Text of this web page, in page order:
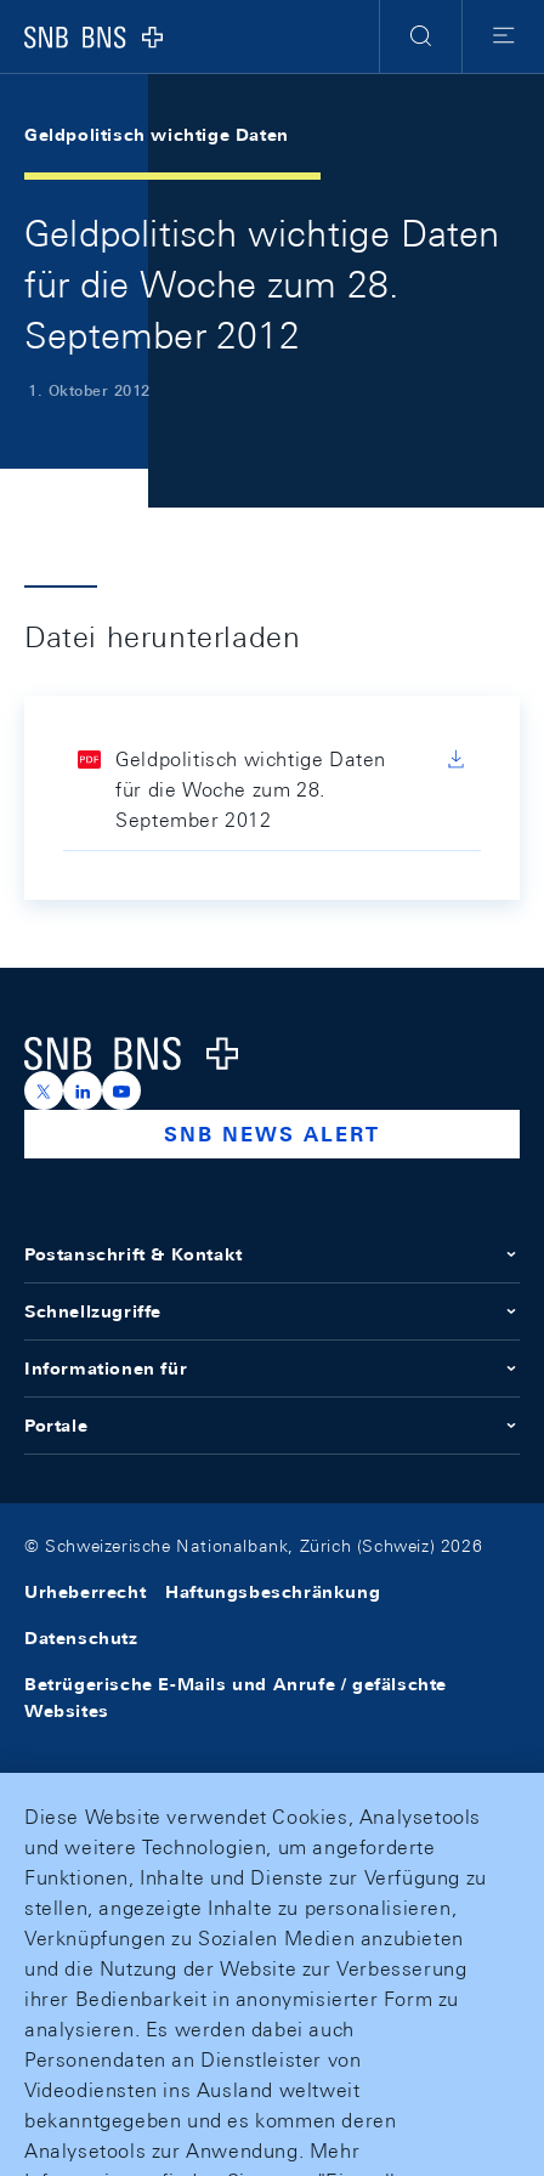
Logo
Suche
Menu
Geldpolitisch wichtige Daten
Geldpolitisch wichtige Daten
für die Woche zum 28.
September 2012
1. Oktober 2012
Datei herunterladen
Geldpolitisch wichtige Daten
für die Woche zum 28.
September 2012
Logo
https://x.com/snb_bns
https://ch.linkedin.com/company/swiss-national-
https://www.youtube.com/@swissnationalbank
SNB NEWS ALERT
Postanschrift & Kontakt
Schnellzugriffe
Informationen für
Portale
© Schweizerische Nationalbank, Zürich (Schweiz) 2026
Urheberrecht Haftungsbeschränkung
Datenschutz
Betrügerische E-Mails und Anrufe / gefälschte
Websites
Diese Website verwendet Cookies, Analysetools
und weitere Technologien, um angeforderte
Funktionen, Inhalte und Dienste zur Verfügung zu
stellen, angezeigte Inhalte zu personalisieren,
Verknüpfungen zu Sozialen Medien anzubieten
und die Nutzung der Website zur Verbesserung
ihrer Bedienbarkeit in anonymisierter Form zu
analysieren. Es werden dabei auch
Personendaten an Dienstleister von
Videodiensten ins Ausland weltweit
bekanntgegeben und es kommen deren
Analysetools zur Anwendung. Mehr